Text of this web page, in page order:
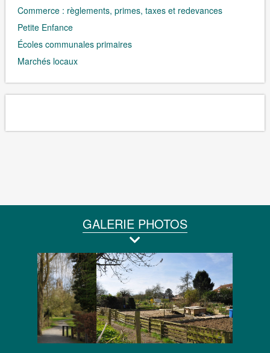
Commerce : règlements, primes, taxes et redevances
Petite Enfance
Écoles communales primaires
Marchés locaux
GALERIE PHOTOS